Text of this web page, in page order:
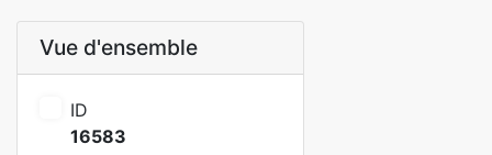
Vue d'ensemble
ID
16583